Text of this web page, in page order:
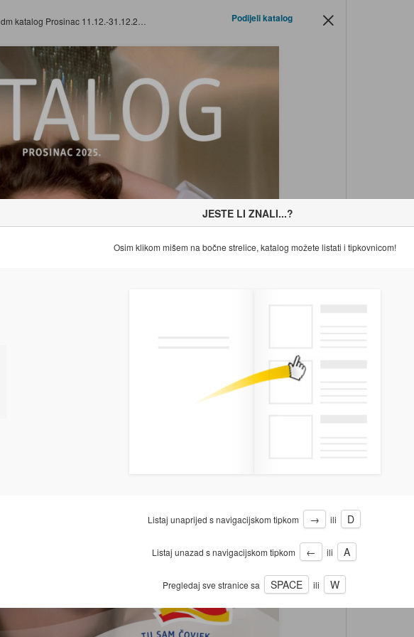
JESTE LI ZNALI...?
Osim klikom mišem na bočne strelice, katalog možete listati i tipkovnicom!
Listaj unaprijed s navigacijskom tipkom → ili D
Listaj unazad s navigacijskom tipkom ← ili A
Pregledaj sve stranice sa SPACE ili W
dm katalog Prosinac 11.12.-31.12.2025. Podijeli katalog